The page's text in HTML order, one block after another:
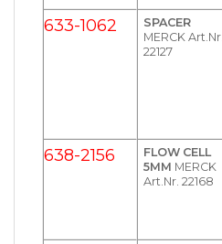
633-1062
SPACER
MERCK Art.Nr.
22127
638-2156
FLOW CELL
5MM MERCK
Art.Nr. 22168